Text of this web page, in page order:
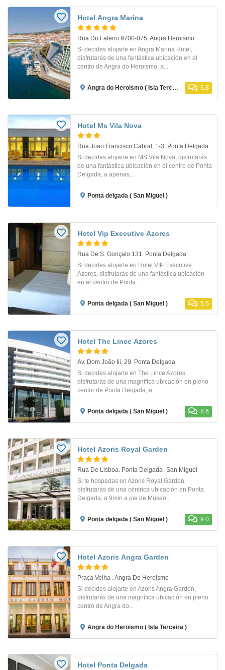
Hotel Angra Marina
Rua Do Faleiro 9700-075. Angra Heroismo
Si decides alojarte en Angra Marina Hotel,
disfrutarás de una fantástica ubicación en el
centro de Angra do Heroísmo, a...
Angra do Heroismo ( Isla Terceira ) 6.8
Hotel Ms Vila Nova
Rua Joao Francisco Cabral, 1-3. Ponta Delgada
Si decides alojarte en MS Vila Nova, disfrutarás
de una fantástica ubicación en el centro de Ponta
Delgada, a apenas...
Ponta delgada ( San Miguel )
Hotel Vip Executive Azores
Rua De S. Gonçalo 131. Ponta Delgada
Si decides alojarte en Hotel VIP Executive
Azores, disfrutarás de una fantástica ubicación
en el centro de Ponta...
Ponta delgada ( San Miguel ) 5.5
Hotel The Lince Azores
Av. Dom João Iii, 29. Ponta Delgada
Si decides alojarte en The Lince Azores,
disfrutarás de una magnífica ubicación en pleno
centor de Ponta Delgada, a...
Ponta delgada ( San Miguel ) 8.6
Hotel Azoris Royal Garden
Rua De Lisboa. Ponta Delgada- San Miguel
Si te hospedas en Azoris Royal Garden,
disfrutarás de una céntrica ubicación en Ponta
Delgada, a 9min a pie de Museo...
Ponta delgada ( San Miguel ) 9.0
Hotel Azoris Angra Garden
Praça Velha . Angra Do Heroismo
Si decides alojarte en Azoris Angra Garden,
disfrutarás de una magnífica ubicación en pleno
centro de Angra do...
Angra do Heroismo ( Isla Terceira )
Hotel Ponta Delgada